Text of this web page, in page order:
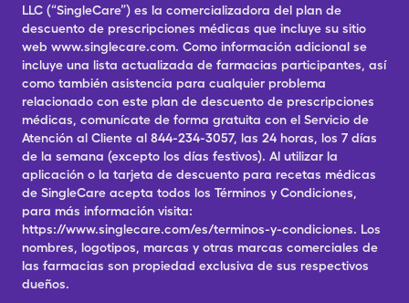
LLC (“SingleCare”) es la comercializadora del plan de
descuento de prescripciones médicas que incluye su sitio
web www.singlecare.com. Como información adicional se
incluye una lista actualizada de farmacias participantes, así
como también asistencia para cualquier problema
relacionado con este plan de descuento de prescripciones
médicas, comunícate de forma gratuita con el Servicio de
Atención al Cliente al 844-234-3057, las 24 horas, los 7 días
de la semana (excepto los días festivos). Al utilizar la
aplicación o la tarjeta de descuento para recetas médicas
de SingleCare acepta todos los Términos y Condiciones,
para más información visita:
https://www.singlecare.com/es/terminos-y-condiciones. Los
nombres, logotipos, marcas y otras marcas comerciales de
las farmacias son propiedad exclusiva de sus respectivos
dueños.